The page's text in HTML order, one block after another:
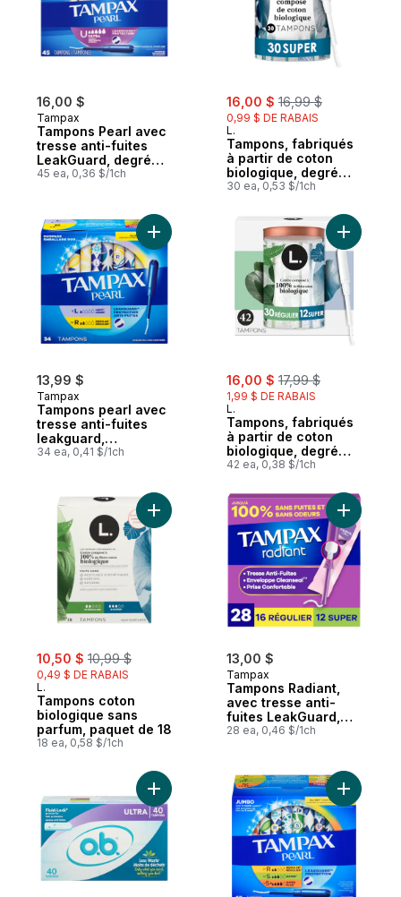
16,00 $
Tampax
Tampons Pearl avec
tresse anti-fuites
LeakGuard, degré
d’absorption ultra,
45 ea, 0,36 $/1ch
sale:
16,00 $ , formerly:
16,99 $
0,99 $ DE RABAIS
L.
Tampons, fabriqués
à partir de coton
biologique, degré
d’absorption super,
30 ea, 0,53 $/1ch
13,99 $
Tampax
Tampons pearl avec
tresse anti-fuites
leakguard,
emballage duo,
parfumés,
34 tampons
34 ea, 0,41 $/1ch
Ajouter Tampons pearl avec tresse anti-
sale:
16,00 $ , formerly:
17,99 $
1,99 $ DE RABAIS
L.
Tampons, fabriqués
à partir de coton
biologique, degré
d’absorption
tampons
42 ea, 0,38 $/1ch
Ajouter
sale:
10,50 $ , formerly:
10,99 $
0,49 $ DE RABAIS
L.
Tampons coton
biologique sans
parfum, paquet de 18
18 ea, 0,58 $/1ch
Ajouter Tampons coton biologique sans
13,00 $
Tampax
Tampons Radiant,
avec tresse anti-
fuites LeakGuard,
régulier/super,
28 ea, 0,46 $/1ch
Ajouter
Ajouter Tampons, Ultra, 40 pièces au
Ajouter